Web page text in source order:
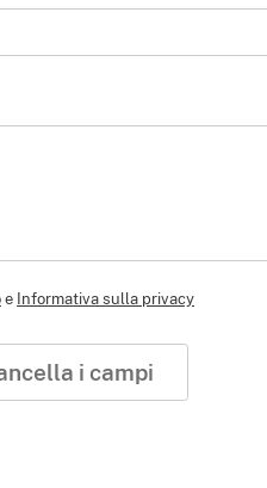
e Informativa sulla privacy
i campi